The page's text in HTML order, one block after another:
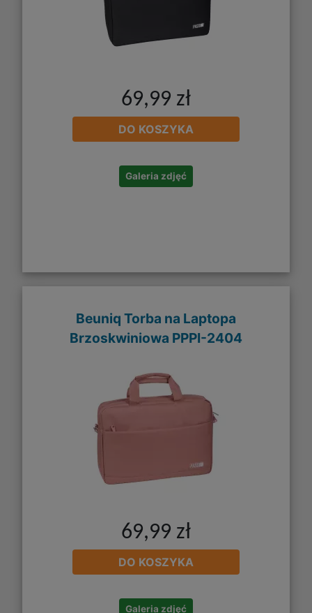
69,99 zł
DO KOSZYKA
Galeria zdjęć
Beuniq Torba na Laptopa
Brzoskwiniowa PPPI-2404
69,99 zł
DO KOSZYKA
Galeria zdjęć